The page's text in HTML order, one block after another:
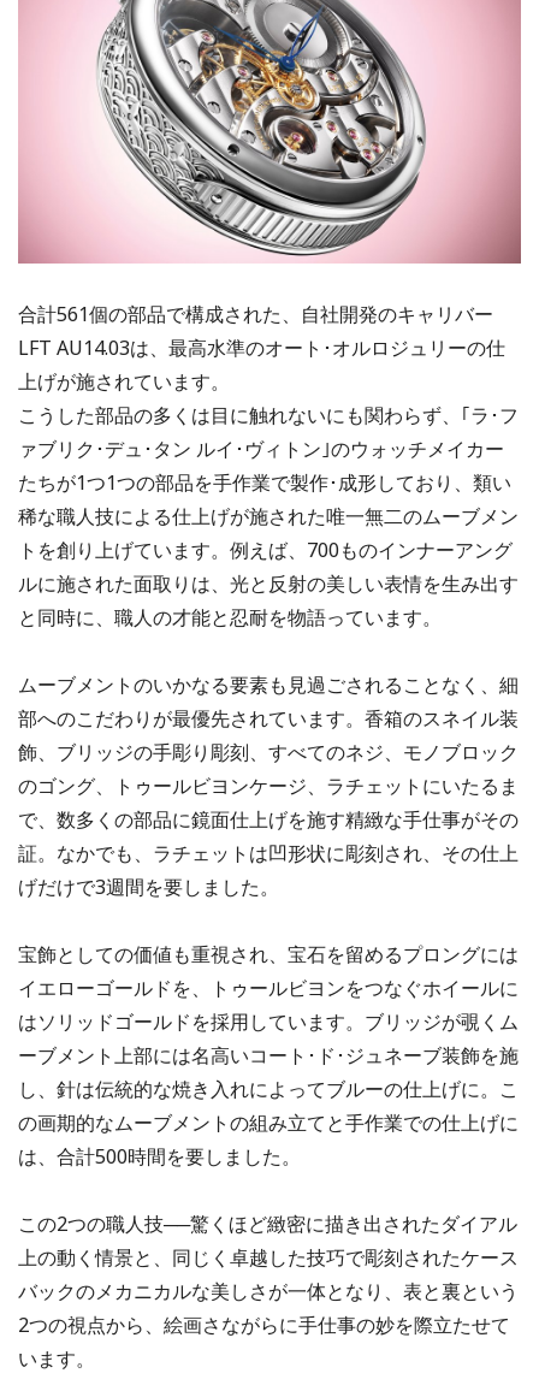
合計561個の部品で構成された、自社開発のキャリバー
LFT AU14.03は、最高水準のオート･オルロジュリーの仕
上げが施されています。
こうした部品の多くは目に触れないにも関わらず、｢ラ･フ
ァブリク･デュ･タン ルイ･ヴィトン｣のウォッチメイカー
たちが1つ1つの部品を手作業で製作･成形しており、類い
稀な職人技による仕上げが施された唯一無二のムーブメン
トを創り上げています。例えば、700ものインナーアング
ルに施された面取りは、光と反射の美しい表情を生み出す
と同時に、職人の才能と忍耐を物語っています。
ムーブメントのいかなる要素も見過ごされることなく、細
部へのこだわりが最優先されています。香箱のスネイル装
飾、ブリッジの手彫り彫刻、すべてのネジ、モノブロック
のゴング、トゥールビヨンケージ、ラチェットにいたるま
で、数多くの部品に鏡面仕上げを施す精緻な手仕事がその
証。なかでも、ラチェットは凹形状に彫刻され、その仕上
げだけで3週間を要しました。
宝飾としての価値も重視され、宝石を留めるプロングには
イエローゴールドを、トゥールビヨンをつなぐホイールに
はソリッドゴールドを採用しています。ブリッジが覗くム
ーブメント上部には名高いコート･ド･ジュネーブ装飾を施
し、針は伝統的な焼き入れによってブルーの仕上げに。こ
の画期的なムーブメントの組み立てと手作業での仕上げに
は、合計500時間を要しました。
この2つの職人技──驚くほど緻密に描き出されたダイアル
上の動く情景と、同じく卓越した技巧で彫刻されたケース
バックのメカニカルな美しさが一体となり、表と裏という
2つの視点から、絵画さながらに手仕事の妙を際立たせて
います。